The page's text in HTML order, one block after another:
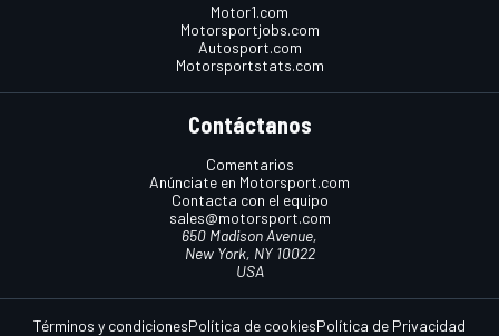
Motor1.com
Motorsportjobs.com
Autosport.com
Motorsportstats.com
Contáctanos
Comentarios
Anúnciate en Motorsport.com
Contacta con el equipo
sales@motorsport.com
650 Madison Avenue,
New York, NY 10022
USA
Términos y condicionesPolítica de cookiesPolítica de Privacidad